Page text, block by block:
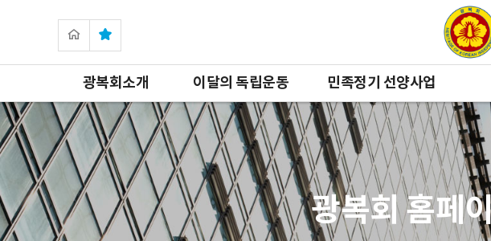
광복회소개 이달의 독립운동 민족정기 선양사업
광복회 홈페